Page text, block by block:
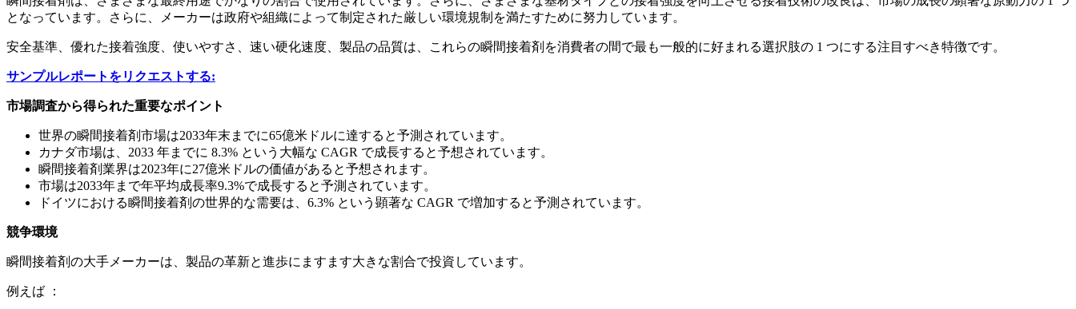
となっています。さらに、メーカーは政府や組織によって制定された厳しい環境規制を満たすために努力しています。
安全基準、優れた接着強度、使いやすさ、速い硬化速度、製品の品質は、これらの瞬間接着剤を消費者の間で最も一般的に好まれる選択肢の 1 つにする注目すべき特徴です。
サンプルレポートをリクエストする:
市場調査から得られた重要なポイント
世界の瞬間接着剤市場は2033年末までに65億米ドルに達すると予測されています。
カナダ市場は、2033 年までに 8.3% という大幅な CAGR で成長すると予想されています。
瞬間接着剤業界は2023年に27億米ドルの価値があると予想されます。
市場は2033年まで年平均成長率9.3%で成長すると予測されています。
ドイツにおける瞬間接着剤の世界的な需要は、6.3% という顕著な CAGR で増加すると予測されています。
競争環境
瞬間接着剤の大手メーカーは、製品の革新と進歩にますます大きな割合で投資しています。
例えば ​​：